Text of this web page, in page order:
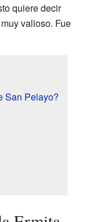
quiere decir
valioso. Fue
San Pelayo?